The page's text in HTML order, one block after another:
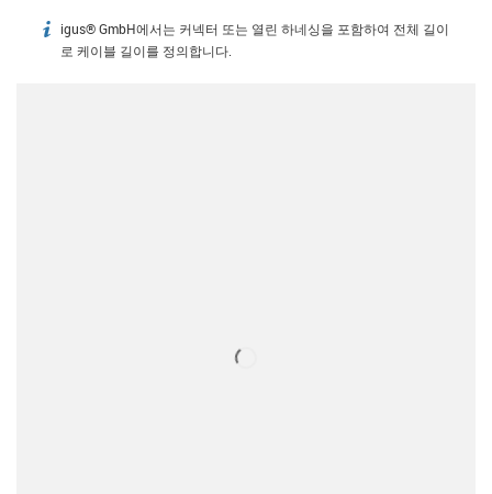
igus-icon-info
igus® GmbH에서는 커넥터 또는 열린 하네싱을 포함하여 전체 길이
로 케이블 길이를 정의합니다.